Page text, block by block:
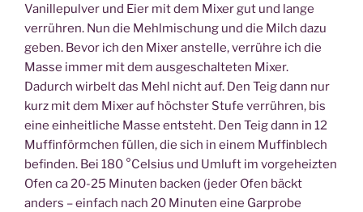
Vanillepulver und Eier mit dem Mixer gut und lange
verrühren. Nun die Mehlmischung und die Milch dazu
geben. Bevor ich den Mixer anstelle, verrühre ich die
Masse immer mit dem ausgeschalteten Mixer.
Dadurch wirbelt das Mehl nicht auf. Den Teig dann nur
kurz mit dem Mixer auf höchster Stufe verrühren, bis
eine einheitliche Masse entsteht. Den Teig dann in 12
Muffinförmchen füllen, die sich in einem Muffinblech
befinden. Bei 180 °Celsius und Umluft im vorgeheizten
Ofen ca 20-25 Minuten backen (jeder Ofen bäckt
anders – einfach nach 20 Minuten eine Garprobe